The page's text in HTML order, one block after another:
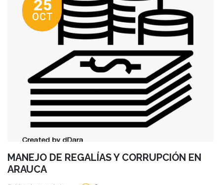
25
OCT
MANEJO DE REGALÍAS Y CORRUPCIÓN EN
ARAUCA